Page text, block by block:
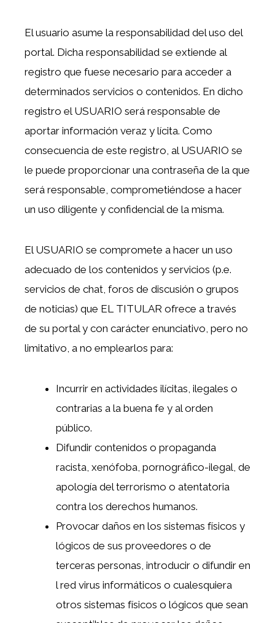
El usuario asume la responsabilidad del uso del
portal. Dicha responsabilidad se extiende al
registro que fuese necesario para acceder a
determinados servicios o contenidos. En dicho
registro el USUARIO será responsable de
aportar información veraz y lícita. Como
consecuencia de este registro, al USUARIO se
le puede proporcionar una contraseña de la que
será responsable, comprometiéndose a hacer
un uso diligente y confidencial de la misma.
El USUARIO se compromete a hacer un uso
adecuado de los contenidos y servicios (p.e.
servicios de chat, foros de discusión o grupos
de noticias) que EL TITULAR ofrece a través
de su portal y con carácter enunciativo, pero no
limitativo, a no emplearlos para:
Incurrir en actividades ilícitas, ilegales o
contrarias a la buena fe y al orden
público.
Difundir contenidos o propaganda
racista, xenófoba, pornográfico-ilegal, de
apología del terrorismo o atentatoria
contra los derechos humanos.
Provocar daños en los sistemas físicos y
lógicos de sus proveedores o de
terceras personas, introducir o difundir en
l red virus informáticos o cualesquiera
otros sistemas físicos o lógicos que sean